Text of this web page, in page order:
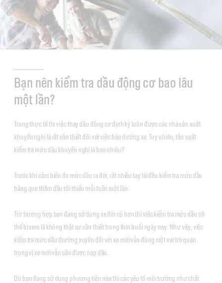
Bạn nên kiểm tra dầu động cơ bao lâu
một lần?
Trong thực tế thì việc thay dầu động cơ định kỳ luôn được các nhà sản xuất
khuyến nghị là rất cần thiết đối với việc bảo dưỡng xe. Tuy nhiên, tần suất
kiểm tra mức dầu khuyến nghị là bao nhiêu?
Trước khi cảm biến đo mức dầu ra đời, rất nhiều tay lái đều kiểm tra mức dầu
bằng que thăm dầu tối thiểu mỗi tuần một lần.
Trừ trường hợp bạn đang sử dụng xe đời cũ hơn thì việc kiểm tra mức dầu có
thể bị xem là không thật sự cần thiết trong thời buổi ngày nay. Như vậy, việc
kiểm tra mức dầu thường xuyên đối với xe mới vẫn đóng một vai trò quan
trọng vì xe mới vẫn cần được nạp dầu.
Dù bạn đang sử dụng phương tiện nào thì các yếu tố môi trường như chất